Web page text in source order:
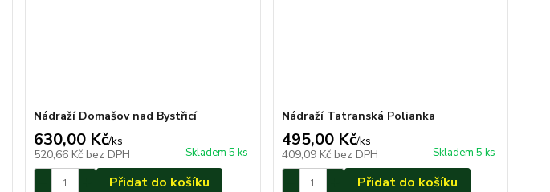
Nádraží Domašov nad Bystřicí
630,00 Kč/ks
520,66 Kč bez DPH Skladem 5 ks
Přidat do košíku
Nádraží Tatranská Polianka
495,00 Kč/ks
409,09 Kč bez DPH Skladem 5 ks
Přidat do košíku